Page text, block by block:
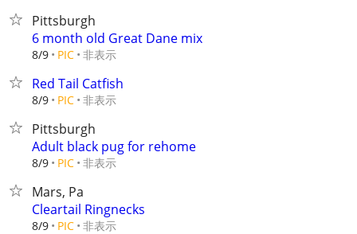
Pittsburgh
6 month old Great Dane mix
8/9 PIC 非表示
Red Tail Catfish
8/9 PIC 非表示
Pittsburgh
Adult black pug for rehome
8/9 PIC 非表示
Mars, Pa
Cleartail Ringnecks
8/9 PIC 非表示